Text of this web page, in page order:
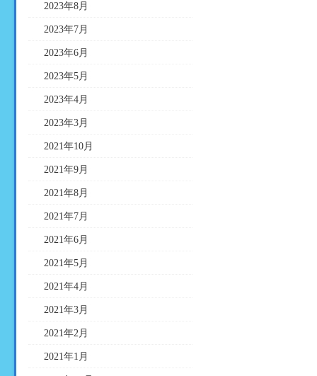
2023年8月
2023年7月
2023年6月
2023年5月
2023年4月
2023年3月
2021年10月
2021年9月
2021年8月
2021年7月
2021年6月
2021年5月
2021年4月
2021年3月
2021年2月
2021年1月